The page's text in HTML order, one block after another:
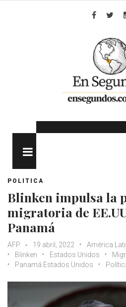
POLITICA
Blinken impulsa la
migratoria de
Panamá
AFP 19 abril, 2022 América
Blinken
Estados Unidos
Panamá Estados Unidos